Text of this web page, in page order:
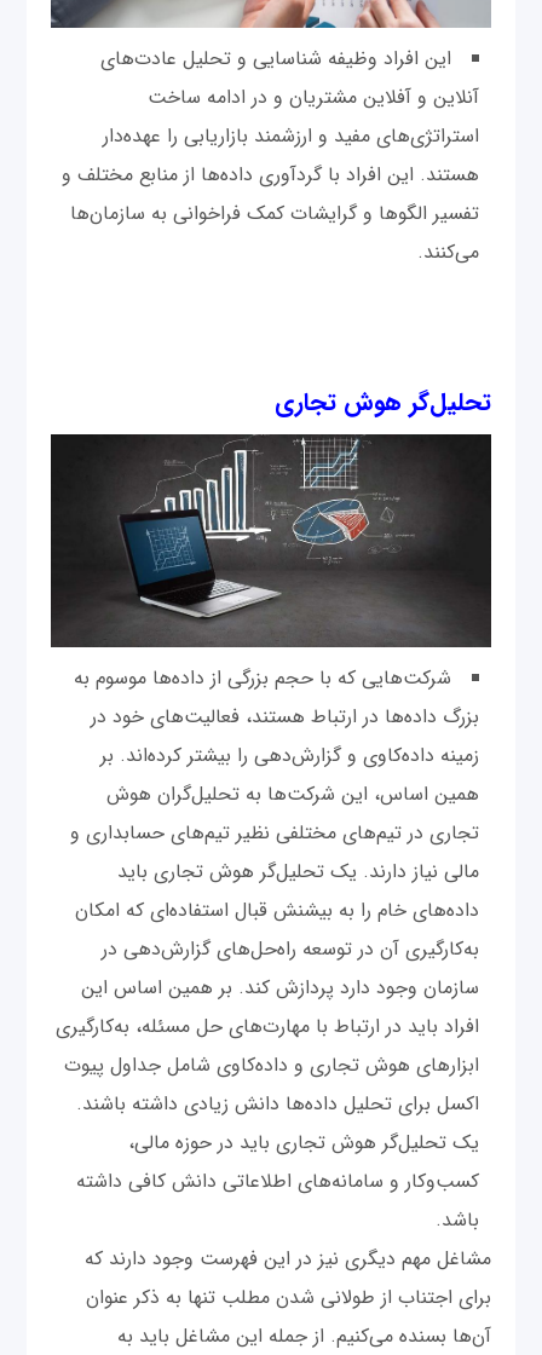
این افراد وظیفه شناسایی و تحلیل عادت‌های
آنلاین و آفلاین مشتریان و در ادامه ساخت
استراتژی‌های مفید و ارزشمند بازاریابی را عهده‌دار
هستند. این افراد با گردآوری داده‌ها از منابع مختلف و
تفسیر الگوها و گرایشات کمک فراخوانی به سازمان‌ها
می‌کنند.
تحلیل‌گر هوش تجاری
شرکت‌هایی که با حجم بزرگی از داده‌ها موسوم به
بزرگ داده‌ها در ارتباط هستند، فعالیت‌های خود در
زمینه داده‌‌کاوی و گزارش‌دهی را بیشتر کرده‌اند. بر
همین اساس، این شرکت‌ها به تحلیل‌گران هوش
تجاری در تیم‌های مختلفی نظیر تیم‌های حسابداری و
مالی نیاز دارند. یک تحلیل‌گر هوش تجاری باید
داده‌های خام را به بیشنش قبال استفاده‌ای که امکان
به‌کارگیری آن در توسعه راه‌حل‌های گزارش‌دهی در
سازمان وجود دارد پردازش کند. بر همین اساس این
افراد باید در ارتباط با مهارت‌های حل مسئله، به‌کارگیری
ابزارهای هوش تجاری و داده‌کاوی شامل جداول پیوت
اکسل برای تحلیل داده‌ها دانش زیادی داشته باشند.
یک تحلیل‌گر هوش تجاری باید در حوزه مالی،
کسب‌وکار و سامانه‌های اطلاعاتی دانش کافی داشته
باشد.
مشاغل مهم دیگری نیز در این فهرست وجود دارند که
برای اجتناب از طولانی شدن مطلب تنها به ذکر عنوان
آن‌ها بسنده می‌کنیم. از جمله این مشاغل باید به